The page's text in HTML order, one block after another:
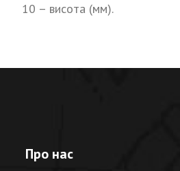
10 – висота (мм).
Про нас